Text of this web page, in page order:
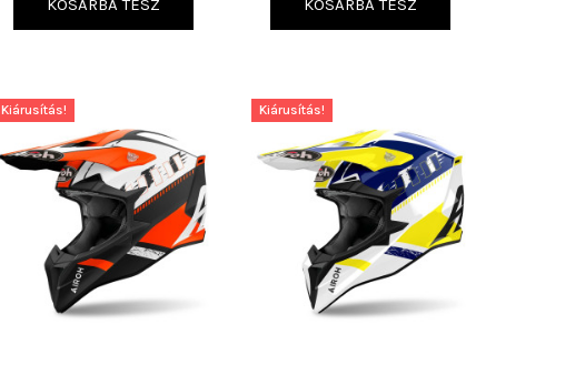
KOSÁRBA TESZ KOSÁRBA TESZ
Kiárusítás! Kiárusítás!